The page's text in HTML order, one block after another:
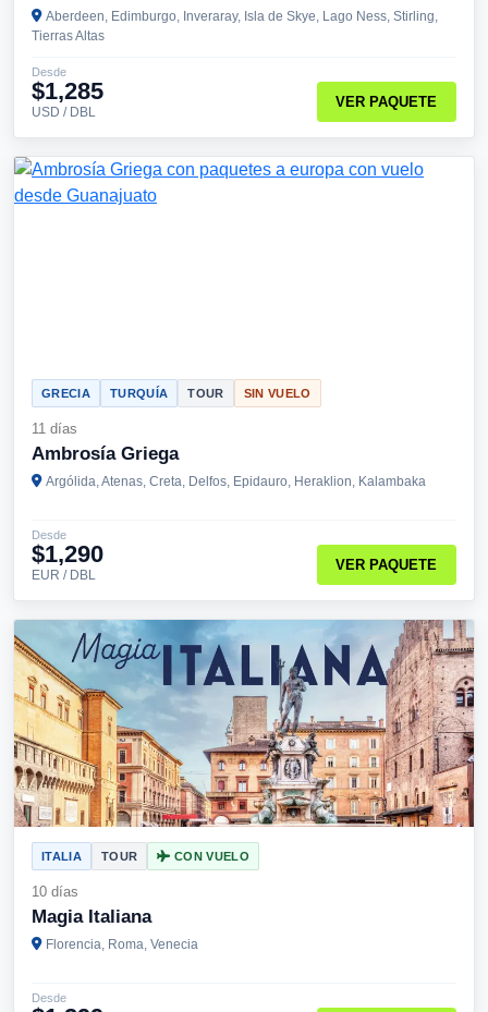
Aberdeen, Edimburgo, Inveraray, Isla de Skye, Lago Ness, Stirling,
Tierras Altas
Desde
$1,285
USD / DBL
VER PAQUETE
GRECIA TURQUÍA TOUR SIN VUELO
11 días
Ambrosía Griega
Argólida, Atenas, Creta, Delfos, Epidauro, Heraklion, Kalambaka
Desde
$1,290
EUR / DBL
VER PAQUETE
ITALIA TOUR CON VUELO
10 días
Magia Italiana
Florencia, Roma, Venecia
Desde